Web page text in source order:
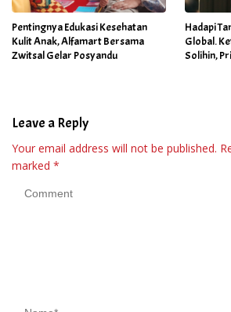
Pentingnya Edukasi Kesehatan
Kulit Anak, Alfamart Bersama
Zwitsal Gelar Posyandu
Hadapi
Global.
Solihin,
Leave a Reply
Your email address will not be published.
marked *